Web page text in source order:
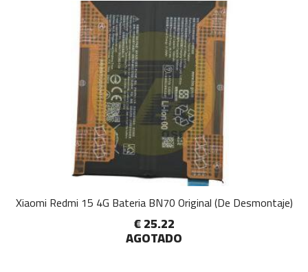
Xiaomi Redmi 15 4G Bateria BN70 Original (De Desmontaje)
€ 25.22
AGOTADO